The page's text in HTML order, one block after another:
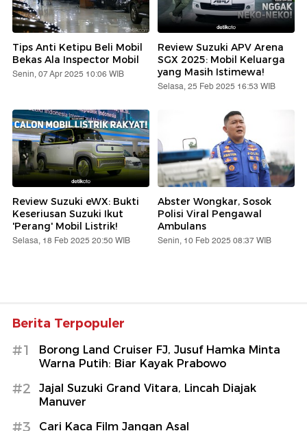
Tips Anti Ketipu Beli Mobil
Bekas Ala Inspector Mobil
Senin, 07 Apr 2025 10:06 WIB
Review Suzuki APV Arena
SGX 2025: Mobil Keluarga
yang Masih Istimewa!
Selasa, 25 Feb 2025 16:53 WIB
Review Suzuki eWX: Bukti
Keseriusan Suzuki Ikut
'Perang' Mobil Listrik!
Selasa, 18 Feb 2025 20:50 WIB
Abster Wongkar, Sosok
Polisi Viral Pengawal
Ambulans
Senin, 10 Feb 2025 08:37 WIB
Berita Terpopuler
#1
Borong Land Cruiser FJ, Jusuf Hamka Minta
Warna Putih: Biar Kayak Prabowo
#2
Jajal Suzuki Grand Vitara, Lincah Diajak
Manuver
#3 Cari Kaca Film Jangan Asal